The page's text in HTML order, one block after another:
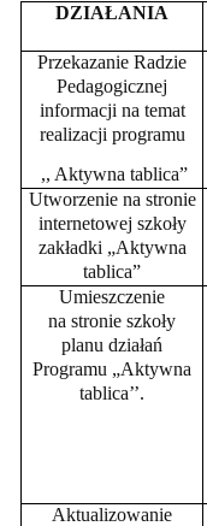
DZIAŁANIA
Przekazanie Radzie
Pedagogicznej
informacji na temat
realizacji programu
,, Aktywna tablica”
Utworzenie na stronie
internetowej szkoły
zakładki „Aktywna
tablica”
Umieszczenie
na stronie szkoły
planu działań
Programu „Aktywna
tablica’’.
Aktualizowanie